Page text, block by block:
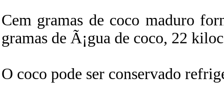
Cem gramas de coco maduro
gramas de Ã¡gua de coco, 22
O coco pode ser conservado